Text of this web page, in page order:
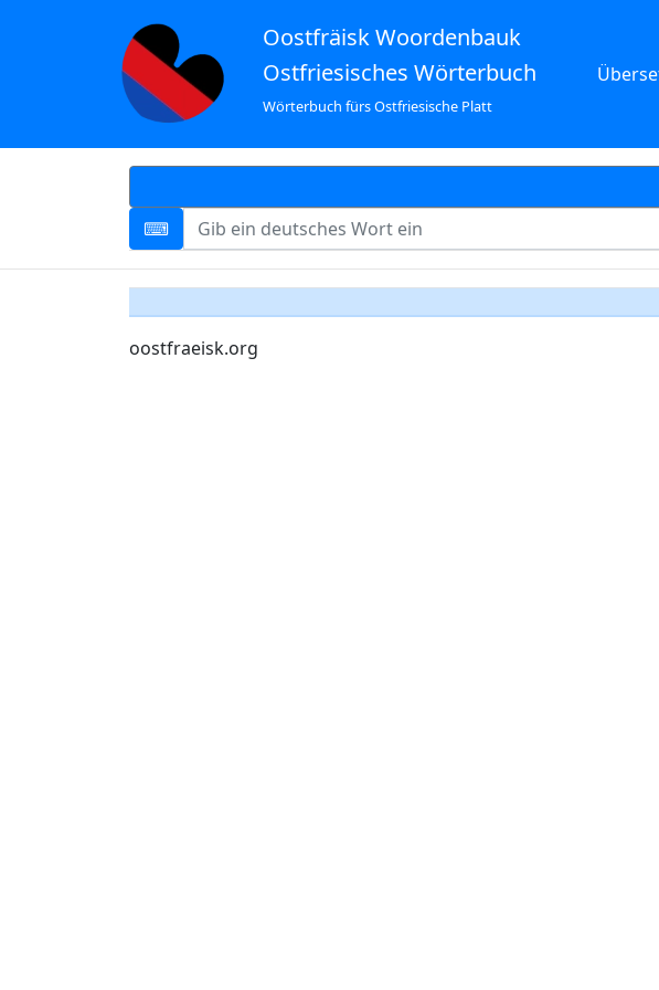
Oostfräisk Woordenbauk
Ostfriesisches Wörterbuch
Wörterbuch fürs Ostfriesische Platt
oostfraeisk.org